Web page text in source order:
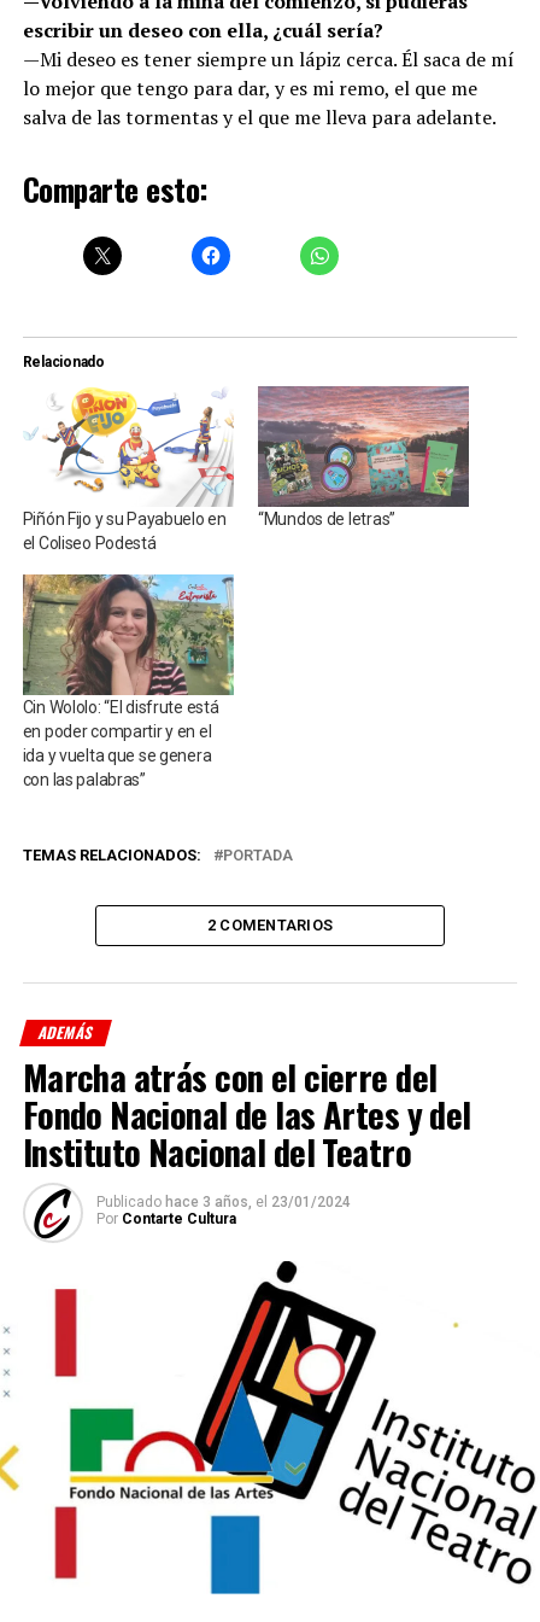
escribir un deseo con ella, ¿cuál sería?
—Mi deseo es tener siempre un lápiz cerca. Él saca de mí
lo mejor que tengo para dar, y es mi remo, el que me
salva de las tormentas y el que me lleva para adelante.
Comparte esto:
Relacionado
Piñón Fijo y su Payabuelo en
el Coliseo Podestá
“Mundos de letras”
Cin Wololo: “El disfrute está
en poder compartir y en el
ida y vuelta que se genera
con las palabras”
TEMAS RELACIONADOS: PORTADA
2 COMENTARIOS
ADEMÁS
Marcha atrás con el cierre del
Fondo Nacional de las Artes y del
Instituto Nacional del Teatro
Publicado hace 3 años, el 23/01/2024
Por Contarte Cultura